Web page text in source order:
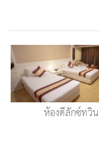
ห้องดีลักซ์ทวิน